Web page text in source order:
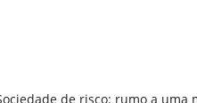
de risco: rumo a